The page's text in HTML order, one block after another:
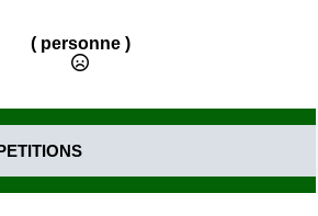
( personne )